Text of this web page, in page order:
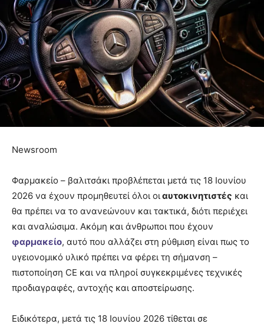
Newsroom
Φαρμακείο – βαλιτσάκι προβλέπεται μετά τις 18 Ιουνίου
2026 να έχουν προμηθευτεί όλοι οιαυτοκινητιστές και
θα πρέπει να το ανανεώνουν και τακτικά, διότι περιέχει
και αναλώσιμα. Ακόμη και άνθρωποι που έχουν
φαρμακείο, αυτό που αλλάζει στη ρύθμιση είναι πως το
υγειονομικό υλικό πρέπει να φέρει τη σήμανση –
πιστοποίηση CE και να πληροί συγκεκριμένες τεχνικές
προδιαγραφές, αντοχής και αποστείρωσης.
Ειδικότερα, μετά τις 18 Ιουνίου 2026 τίθεται σε